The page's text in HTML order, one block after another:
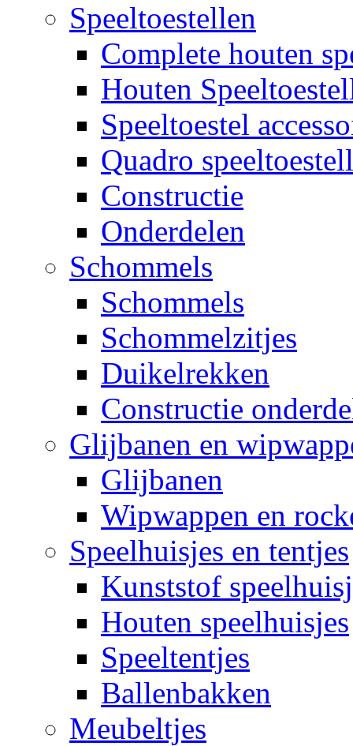
Speeltoestellen
Complete houten
Houten
Speeltoestel
Quadro
Constructie
Onderdelen
Schommels
Schommels
Schommelzitjes
Duikelrekken
Constructie
Glijbanen en
Glijbanen
Wipwappen en
Speelhuisjes en tentjes
Kunststof
Houten speelhuisjes
Speeltentjes
Ballenbakken
Meubeltjes